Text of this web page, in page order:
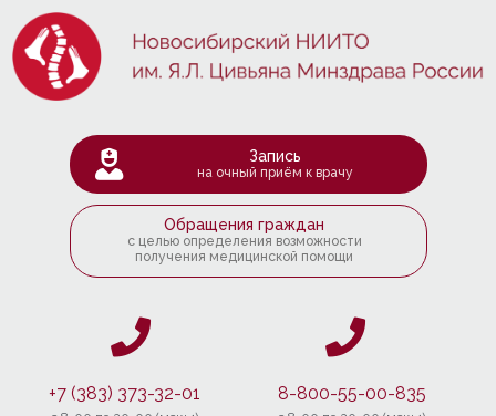
Запись
на очный приём к врачу
Обращения граждан
с целью определения возможности
получения медицинской помощи
+7 (383) 373-32-01 8-800-55-00-835